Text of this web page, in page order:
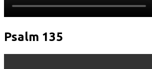
Psalm 135